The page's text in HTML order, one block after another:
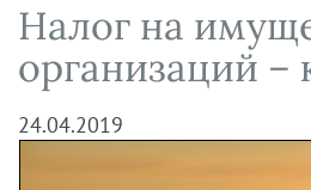
фирмы
Кейсы
Сопровождение бизнеса
Ведение уголовных дел
Защита активов
Ведение дел о банкротстве
Аудиоподкасты
Видеоподкасты
Вопросы-ответы
Налог на
организаций –
24.04.2019